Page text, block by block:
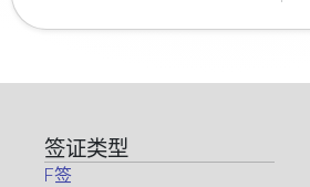
签证类型
F签